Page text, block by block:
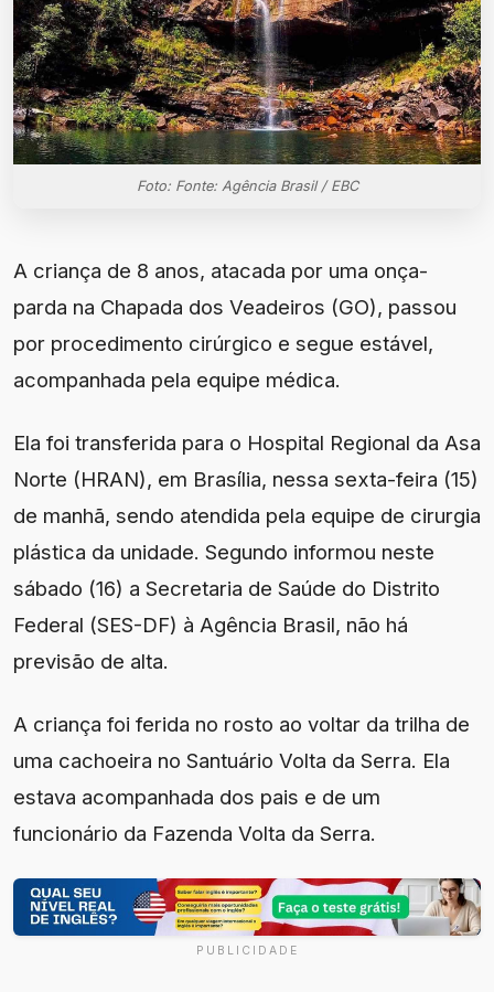
Foto: Fonte: Agência Brasil / EBC
A criança de 8 anos, atacada por uma onça-
parda na Chapada dos Veadeiros (GO), passou
por procedimento cirúrgico e segue estável,
acompanhada pela equipe médica.
Ela foi transferida para o Hospital Regional da Asa
Norte (HRAN), em Brasília, nessa sexta-feira (15)
de manhã, sendo atendida pela equipe de cirurgia
plástica da unidade. Segundo informou neste
sábado (16) a Secretaria de Saúde do Distrito
Federal (SES-DF) à Agência Brasil, não há
previsão de alta.
A criança foi ferida no rosto ao voltar da trilha de
uma cachoeira no Santuário Volta da Serra. Ela
estava acompanhada dos pais e de um
funcionário da Fazenda Volta da Serra.
PUBLICIDADE